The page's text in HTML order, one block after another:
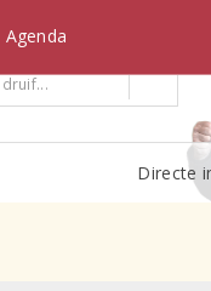
Directe
Agenda